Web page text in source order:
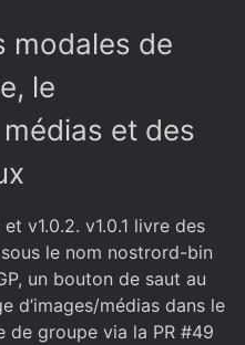
modales de
le
et des
v1.0.2. v1.0.1 livre des
le nom nostrord-bin
un bouton de saut au
d’images/médias dans le
de groupe via la PR #49